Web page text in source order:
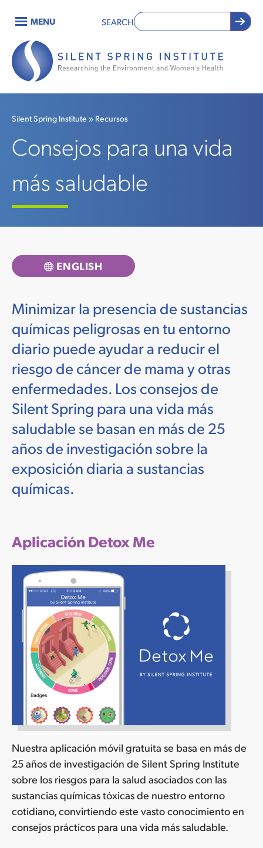
main
content
Main
navigation
MENU SEARCH
Rastro
de
migas
de
pan
Silent Spring Institute Recursos
Consejos para una vida
más saludable
ENGLISH
Minimizar la presencia de sustancias
químicas peligrosas en tu entorno
diario puede ayudar a reducir el
riesgo de cáncer de mama y otras
enfermedades. Los consejos de
Silent Spring para una vida más
saludable se basan en más de 25
años de investigación sobre la
exposición diaria a sustancias
químicas.
Aplicación Detox Me
Nuestra aplicación móvil gratuita se basa en más de
25 años de investigación de Silent Spring Institute
sobre los riesgos para la salud asociados con las
sustancias químicas tóxicas de nuestro entorno
cotidiano, convirtiendo este vasto conocimiento en
consejos prácticos para una vida más saludable.